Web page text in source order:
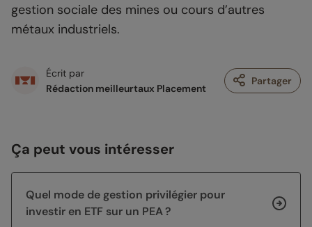
gestion sociale des mines ou cours d’autres
métaux industriels.
Écrit par
Rédaction meilleurtaux Placement
Partager
Ça peut vous intéresser
Quel mode de gestion privilégier pour
investir en ETF sur un PEA ?